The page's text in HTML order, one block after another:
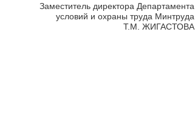
Заместитель директора Департамента
условий и охраны труда Минтруда
Т.М. ЖИГАСТОВА